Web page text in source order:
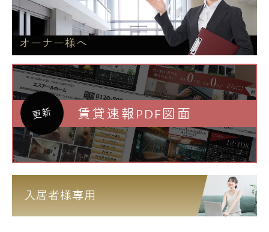
オーナー様へ
更新 賃貸速報PDF図面
入居者様専用